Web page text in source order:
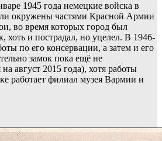
1945 года немецкие войска в
окружены частями Красной Армии
во время которых город был
хоть и пострадал, но уцелел. В 1946-
по его консервации, а затем и его
замок пока ещё не
август 2015 года), хотя работы
работает филиал музея Вармии и